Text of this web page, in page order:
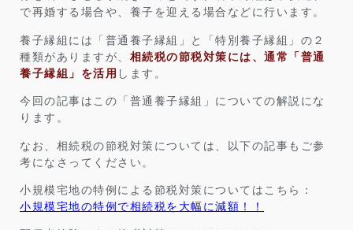
で再婚する場合や、養子を迎える場合などに行います。
養子縁組には「普通養子縁組」と「特別養子縁組」の２
種類がありますが、 相続税の節税対策には、通常「普通
養子縁組」を活用 します。
今回の記事はこの「普通養子縁組」についての解説にな
ります。
なお、相続税の節税対策については、以下の記事もご参
考になさってください。
小規模宅地の特例による節税対策についてはこちら：
小規模宅地の特例で相続税を大幅に減額！！